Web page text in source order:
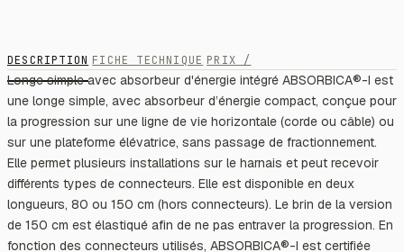
DESCRIPTION FICHE TECHNIQUE PRIX /
Longe simple avec absorbeur d'énergie intégré ABSORBICA®-I est
une longe simple, avec absorbeur d’énergie compact, conçue pour
la progression sur une ligne de vie horizontale (corde ou câble) ou
sur une plateforme élévatrice, sans passage de fractionnement.
Elle permet plusieurs installations sur le harnais et peut recevoir
différents types de connecteurs. Elle est disponible en deux
longueurs, 80 ou 150 cm (hors connecteurs). Le brin de la version
de 150 cm est élastiqué afin de ne pas entraver la progression. En
fonction des connecteurs utilisés, ABSORBICA®-I est certifiée